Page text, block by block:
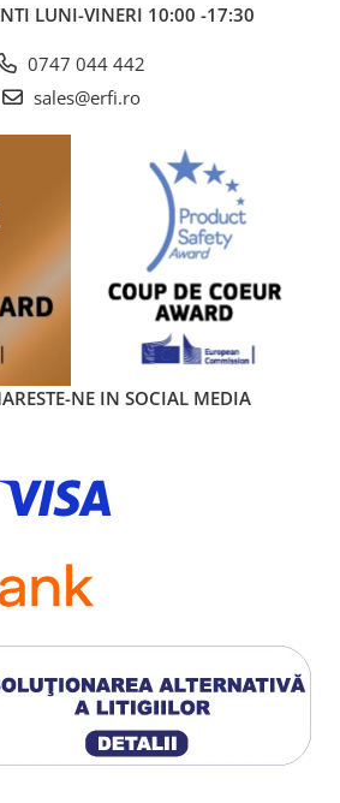
LUNI-VINERI 10:00 -17:30
0747 044 442
sales@erfi.ro
NE IN SOCIAL MEDIA